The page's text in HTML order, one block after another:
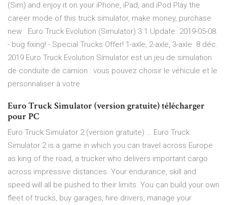
(Sim) and enjoy it on your iPhone, iPad, and iPod Play the
career mode of this truck simulator, make money, purchase
new Euro Truck Evolution (Simulator) 3.1 Update. 2019-05-08.
- bug fixing! - Special Trucks Offer! 1-axle, 2-axle, 3-axle 8 déc.
2019 Euro Truck Evolution Simulator est un jeu de simulation
de conduite de camion : vous pouvez choisir le véhicule et le
personnaliser à votre
Euro Truck Simulator (version gratuite) télécharger
pour PC
Euro Truck Simulator 2 (version gratuite) … Euro Truck
Simulator 2 is a game in which you can travel across Europe
as king of the road, a trucker who delivers important cargo
across impressive distances. Your endurance, skill and
speed will all be pushed to their limits. You can build your own
fleet of trucks, buy garages, hire drivers, manage your